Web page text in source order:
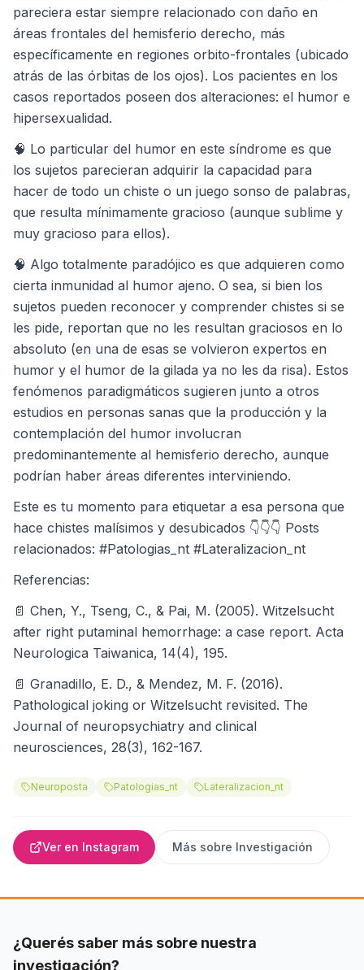
pareciera estar siempre relacionado con daño en
áreas frontales del hemisferio derecho, más
específicamente en regiones orbito-frontales (ubicado
atrás de las órbitas de los ojos). Los pacientes en los
casos reportados poseen dos alteraciones: el humor e
hipersexualidad.
🧠 Lo particular del humor en este síndrome es que
los sujetos parecieran adquirir la capacidad para
hacer de todo un chiste o un juego sonso de palabras,
que resulta mínimamente gracioso (aunque sublime y
muy gracioso para ellos).
🧠 Algo totalmente paradójico es que adquieren como
cierta inmunidad al humor ajeno. O sea, si bien los
sujetos pueden reconocer y comprender chistes si se
les pide, reportan que no les resultan graciosos en lo
absoluto (en una de esas se volvieron expertos en
humor y el humor de la gilada ya no les da risa). Estos
fenómenos paradigmáticos sugieren junto a otros
estudios en personas sanas que la producción y la
contemplación del humor involucran
predominantemente al hemisferio derecho, aunque
podrían haber áreas diferentes interviniendo.
Este es tu momento para etiquetar a esa persona que
hace chistes malísimos y desubicados 👇👇👇 Posts
relacionados: #Patologias_nt #Lateralizacion_nt
Referencias:
📄 Chen, Y., Tseng, C., & Pai, M. (2005). Witzelsucht
after right putaminal hemorrhage: a case report. Acta
Neurologica Taiwanica, 14(4), 195.
📄 Granadillo, E. D., & Mendez, M. F. (2016).
Pathological joking or Witzelsucht revisited. The
Journal of neuropsychiatry and clinical
neurosciences, 28(3), 162-167.
Neuroposta Patologias_nt Lateralizacion_nt
Ver en Instagram Más sobre Investigación
¿Querés saber más sobre nuestra
investigación?